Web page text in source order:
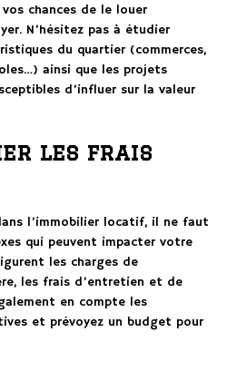
chances de le louer
N’hésitez pas à étudier
du quartier (commerces,
ainsi que les projets
d’influer sur la valeur
les frais
l’immobilier locatif, il ne faut
qui peuvent impacter votre
les charges de
les frais d’entretien et de
en compte les
et prévoyez un budget pour